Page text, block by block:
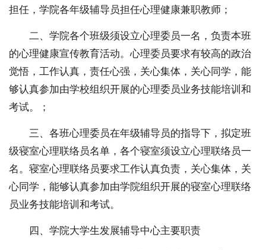
担任，学院各年级辅导员担任心理健康兼职教师；
二、学院各个班级须设立心理委员一名，负责本班
的心理健康宣传教育活动。心理委员要求有较高的政治
觉悟，工作认真，责任心强，关心集体，关心同学，能
够认真参加由学校组织开展的心理委员业务技能培训和
考试。；
三、各班心理委员在年级辅导员的指导下，拟定班
级寝室心理联络员名单，各个寝室须设立心理联络员一
名。寝室心理联络员要求工作认真负责，关心集体，关
心同学，能够认真参加由学院组织开展的寝室心理联络
员业务技能培训和考试。
四、学院大学生发展辅导中心主要职责